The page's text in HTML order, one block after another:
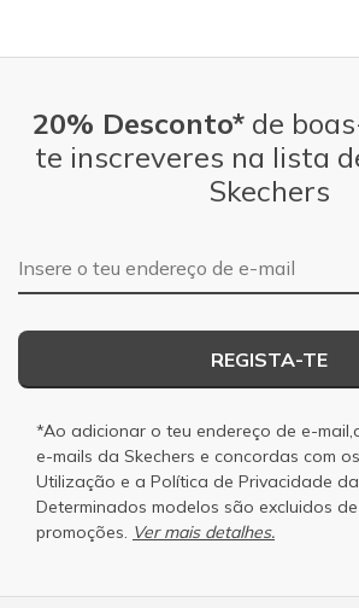
20% Desconto*de
te inscreveres na lista
Skechers
Endereço de e-mail
REGISTA-TE
*Ao adicionar o teu endereço de e-
e-mails da Skechers e concordas com os
Utilização e a Política de Privacidade
Determinados modelos são excluidos
promoções. Ver mais detalhes.